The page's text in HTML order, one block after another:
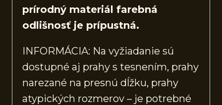
prírodný materiál farebná
odlišnosť je prípustná.
INFORMÁCIA: Na vyžiadanie sú
dostupné aj prahy s tesnením, prahy
narezané na presnú dĺžku, prahy
atypických rozmerov – je potrebné